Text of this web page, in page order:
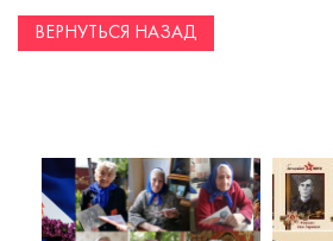
ВЕРНУТЬСЯ НАЗАД